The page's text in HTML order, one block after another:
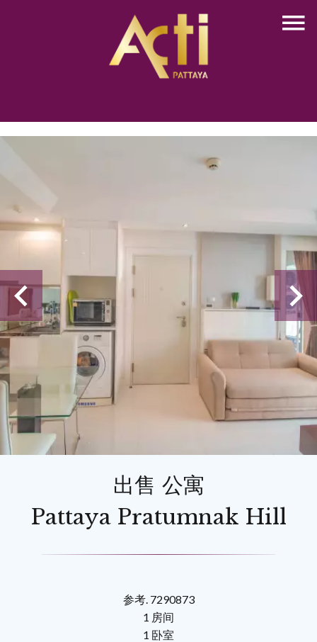
出售 公寓
Pattaya Pratumnak Hill
参考. 7290873
1 房间
1 卧室